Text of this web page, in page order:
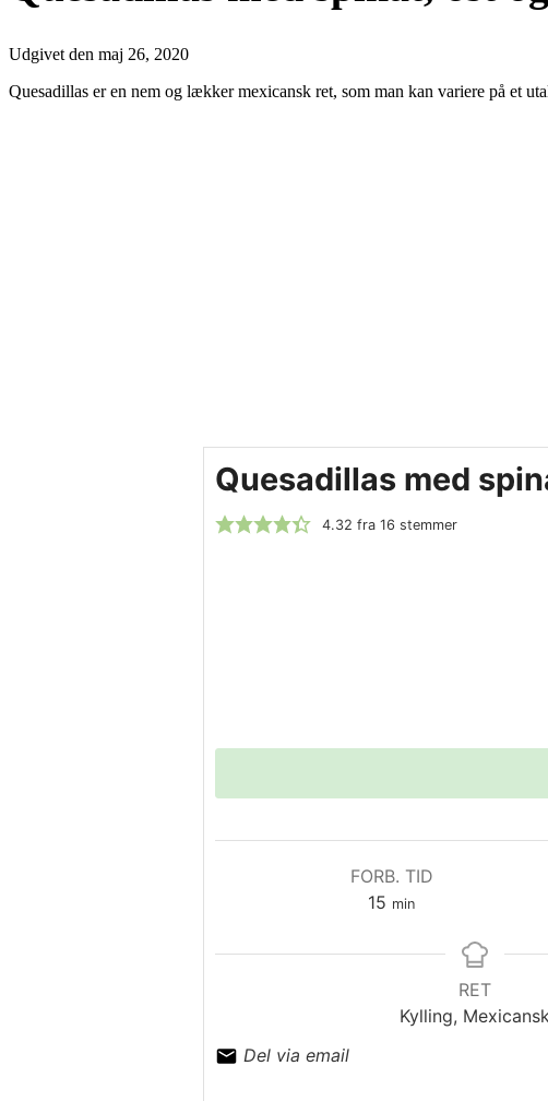
Udgivet den maj 26, 2020
Quesadillas er en nem og lækker mexicansk ret, som man kan variere på et
Quesadillas med
4.32 fra 16 stemmer
FORB. TID
15 minutter
min
RET
Kylling,
Del via email